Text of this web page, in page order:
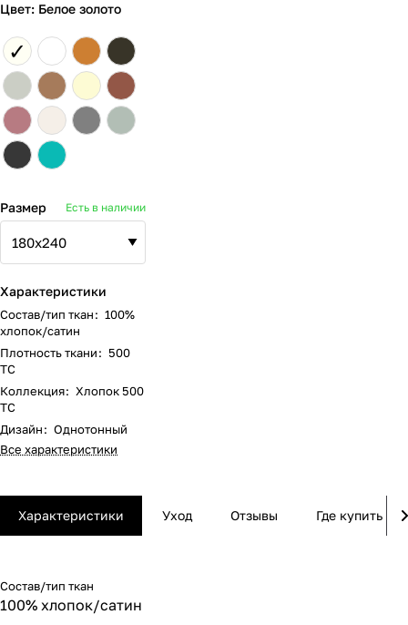
Цвет: Белое золото
✓
Размер Есть в наличии
Характеристики
Состав/тип ткан: 100%
хлопок/сатин
Плотность ткани: 500
ТС
Коллекция: Хлопок 500
ТС
Дизайн: Однотонный
Все характеристики
Характеристики Уход Отзывы Где купить
Состав/тип ткан
100% хлопок/сатин